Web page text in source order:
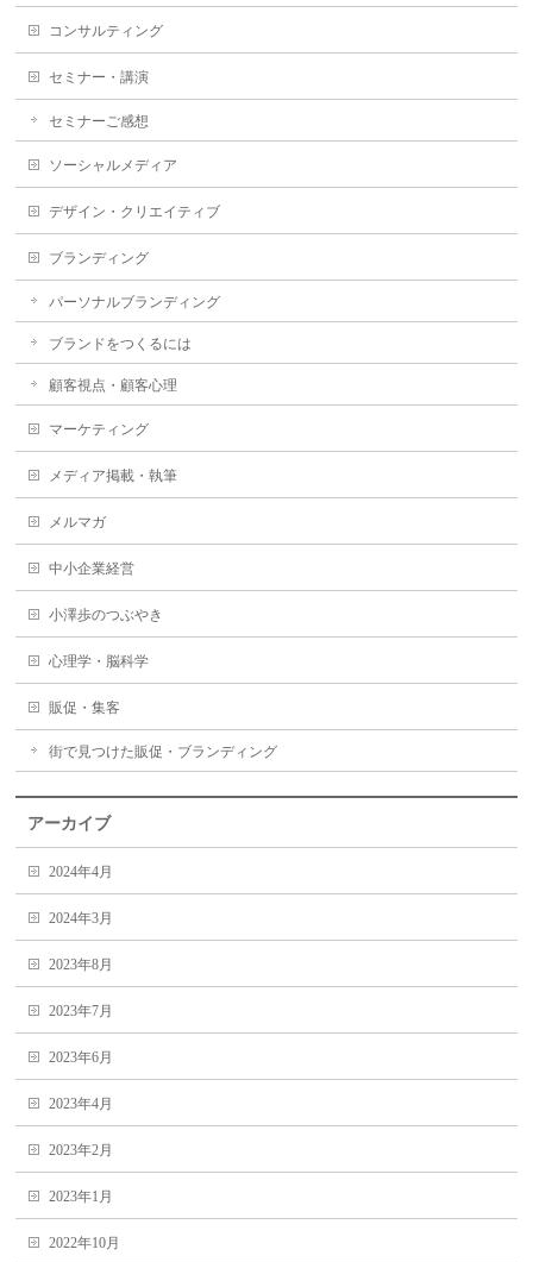
コンサルティング
セミナー・講演
セミナーご感想
ソーシャルメディア
デザイン・クリエイティブ
ブランディング
パーソナルブランディング
ブランドをつくるには
顧客視点・顧客心理
マーケティング
メディア掲載・執筆
メルマガ
中小企業経営
小澤歩のつぶやき
心理学・脳科学
販促・集客
街で見つけた販促・ブランディング
アーカイブ
2024年4月
2024年3月
2023年8月
2023年7月
2023年6月
2023年4月
2023年2月
2023年1月
2022年10月